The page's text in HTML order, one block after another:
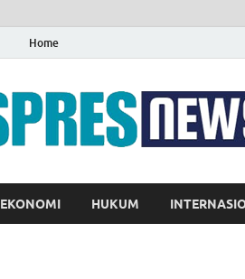
Home
EKONOMI HUKUM